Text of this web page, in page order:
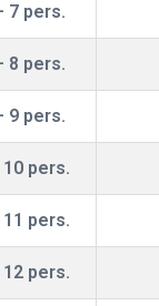
7 pers.
8 pers.
9 pers.
pers.
pers.
pers.